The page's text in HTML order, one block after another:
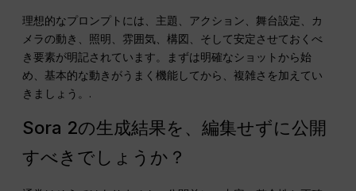
理想的なプロンプトには、主題、アクション、舞台設定、カ
メラの動き、照明、雰囲気、構図、そして安定させておくべ
き要素が明記されています。まずは明確なショットから始
め、基本的な動きがうまく機能してから、複雑さを加えてい
きましょう。.
Sora 2の生成結果を、編集せずに公開
すべきでしょうか？